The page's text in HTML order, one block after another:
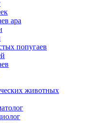
ара
попугаев
животных